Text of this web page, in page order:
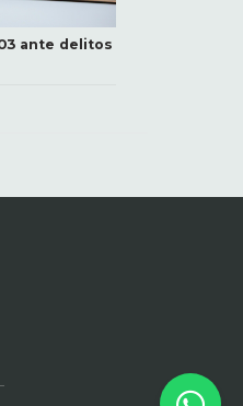
ante delitos